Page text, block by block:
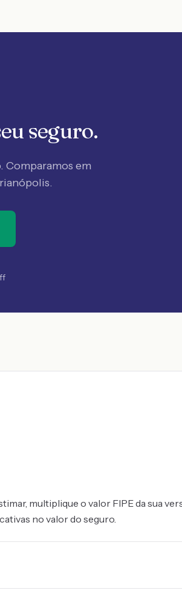
seguro.
Comparamos em
.
multiplique o valor FIPE da sua
no valor do seguro.